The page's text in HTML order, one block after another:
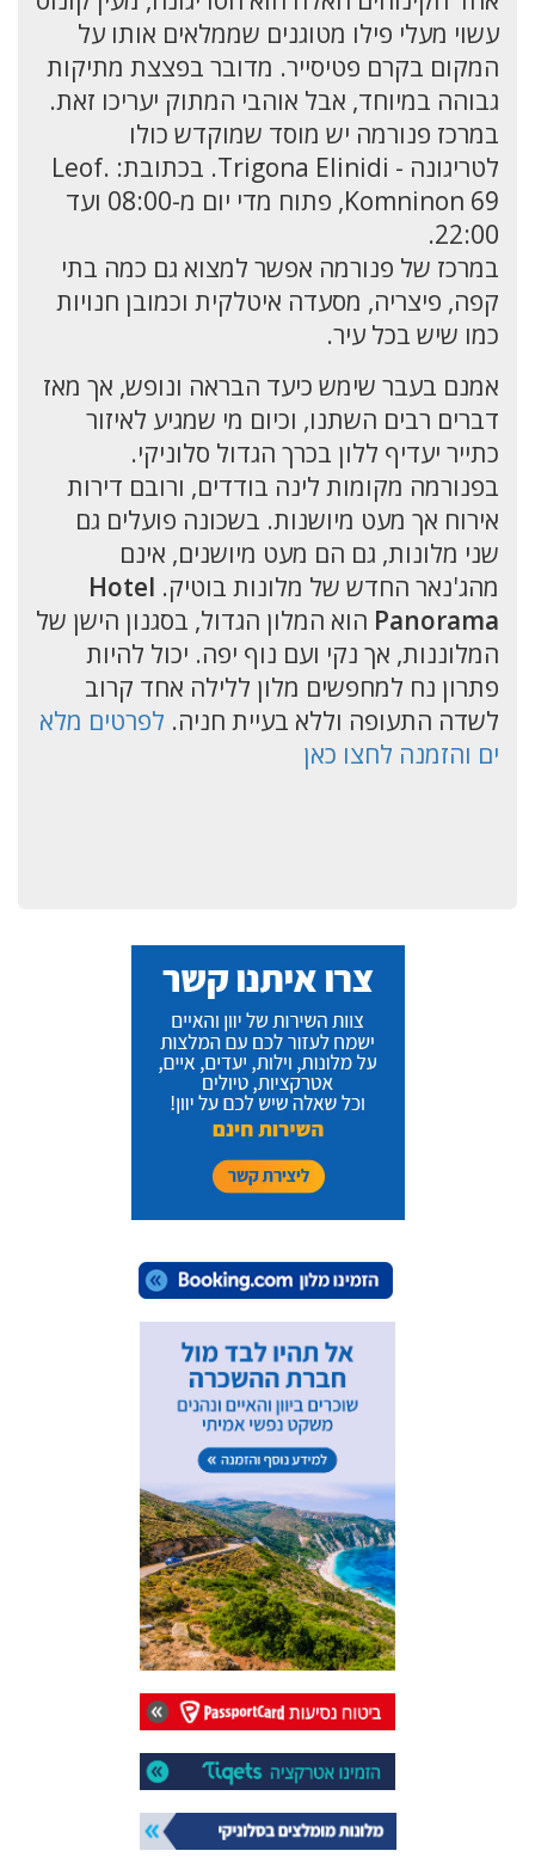
עשוי מעלי פילו מטוגנים שממלאים אותו על
המקום בקרם פטיסייר. מדובר בפצצת מתיקות
גבוהה במיוחד, אבל אוהבי המתוק יעריכו זאת.
במרכז פנורמה יש מוסד שמוקדש כולו
לטריגונה - Trigona Elinidi. בכתובת: Leof.
Komninon 69, פתוח מדי יום מ-08:00 ועד
22:00.
במרכז של פנורמה אפשר למצוא גם כמה בתי
קפה, פיצריה, מסעדה איטלקית וכמובן חנויות
כמו שיש בכל עיר.
אמנם בעבר שימש כיעד הבראה ונופש, אך מאז
דברים רבים השתנו, וכיום מי שמגיע לאיזור
כתייר יעדיף ללון בכרך הגדול סלוניקי.
בפנורמה מקומות לינה בודדים, ורובם דירות
אירוח אך מעט מיושנות. בשכונה פועלים גם
שני מלונות, גם הם מעט מיושנים, אינם
מהג'נאר החדש של מלונות בוטיק. Hotel
Panorama הוא המלון הגדול, בסגנון הישן של
המלוננות, אך נקי ועם נוף יפה. יכול להיות
פתרון נח למחפשים מלון ללילה אחד קרוב
לשדה התעופה וללא בעיית חניה. לפרטים מלא
ים והזמנה לחצו כאן